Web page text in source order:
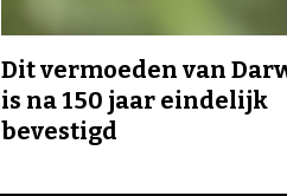
Dit vermoeden van
is na 150 jaar eindelijk
bevestigd